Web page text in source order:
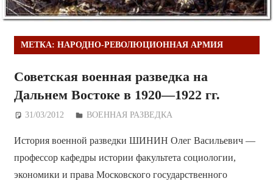
МЕТКА: НАРОДНО-РЕВОЛЮЦИОННАЯ АРМИЯ
Советская военная разведка на
Дальнем Востоке в 1920—1922 гг.
31/03/2012 Дежурный по Редакции
ВОЕННАЯ РАЗВЕДКА
История военной разведки ШИНИН Олег Васильевич —
профессор кафедры истории факультета социологии,
экономики и права Московского государственного